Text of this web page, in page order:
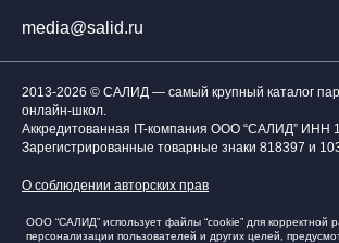
media@salid.ru
2013-2026 © САЛИД — самый крупный каталог
онлайн-школ.
Аккредитованная IT-компания ООО “САЛИД” ИНН
Зарегистрированные товарные знаки 818397 и
О соблюдении авторских прав
ООО “САЛИД” использует файлы “cookie” для корректной
персонализации пользователей и других целей,